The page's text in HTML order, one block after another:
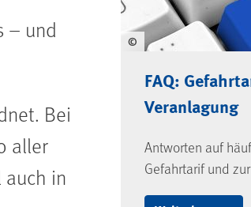
– und
Bei
aller
in
©
FAQ:
Veranlagung
Antworten auf
Gefahrtarif und